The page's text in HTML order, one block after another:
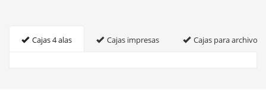
Cajas 4 alas Cajas impresas Cajas para archivo